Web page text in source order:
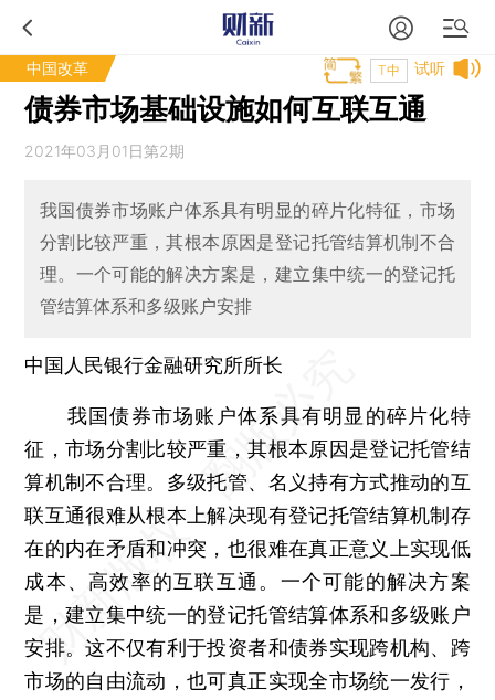
中国改革 试听
T中
债券市场基础设施如何互联互通
2021年03月01日第2期
我国债券市场账户体系具有明显的碎片化特征，市场
分割比较严重，其根本原因是登记托管结算机制不合
理。一个可能的解决方案是，建立集中统一的登记托
管结算体系和多级账户安排
中国人民银行金融研究所所长
我国债券市场账户体系具有明显的碎片化特
征，市场分割比较严重，其根本原因是登记托管结
算机制不合理。多级托管、名义持有方式推动的互
联互通很难从根本上解决现有登记托管结算机制存
在的内在矛盾和冲突，也很难在真正意义上实现低
成本、高效率的互联互通。一个可能的解决方案
是，建立集中统一的登记托管结算体系和多级账户
安排。这不仅有利于投资者和债券实现跨机构、跨
市场的自由流动，也可真正实现全市场统一发行，